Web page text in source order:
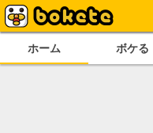
ホーム ボケる